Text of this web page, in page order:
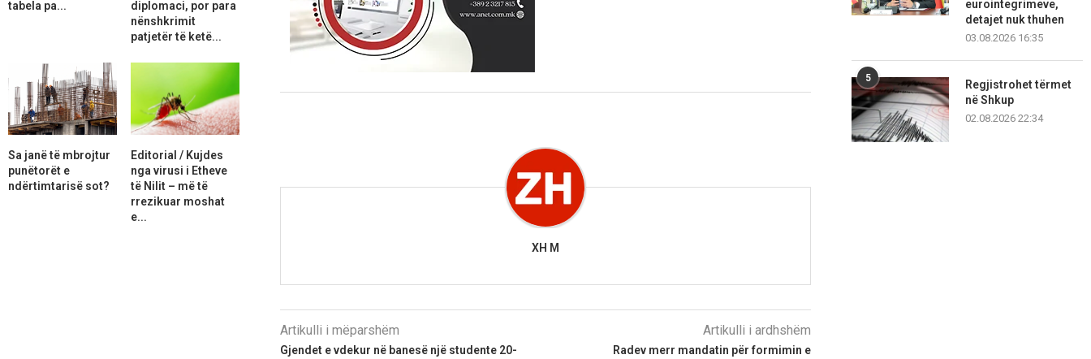
XH M
Artikulli i mëparshëm
Gjendet e vdekur në banesë një studente 20-
Artikulli i ardhshëm
Radev merr mandatin për formimin e
eurointegrimeve,
detajet nuk thuhen
03.08.2026 16:35
5
Regjistrohet tërmet
në Shkup
02.08.2026 22:34
tabela pa...
diplomaci, por para
nënshkrimit
patjetër të ketë...
Sa janë të mbrojtur
punëtorët e
ndërtimtarisë sot?
Editorial / Kujdes
nga virusi i Etheve
të Nilit – më të
rrezikuar moshat
e...